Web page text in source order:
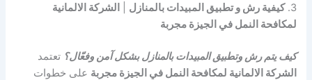
3. كيفية رش و تطبيق المبيدات بالمنازل
الشركة الالمانية
لمكافحة النمل في الجيزة مجربة
كيف يتم رش وتطبيق المبيدات بالمنازل بشكل آمن وفعّال؟ تعتمد
الشركة الالمانية لمكافحة النمل في الجيزة مجربة على خطوات